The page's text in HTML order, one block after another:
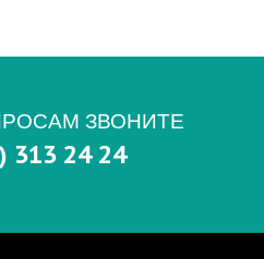
ЗВОНИТЕ
313 24 24